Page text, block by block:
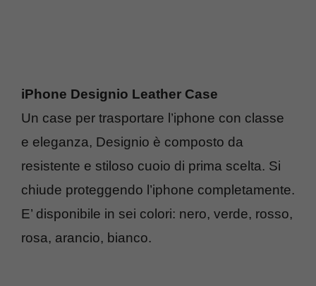
iPhone Designio Leather Case
Un case per trasportare l’iphone con classe
e eleganza, Designio è composto da
resistente e stiloso cuoio di prima scelta. Si
chiude proteggendo l’iphone completamente.
E’ disponibile in sei colori: nero, verde, rosso,
rosa, arancio, bianco.